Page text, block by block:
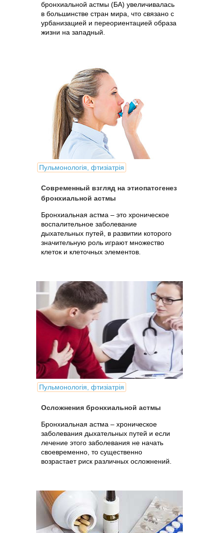
бронхиальной астмы (БА) увеличивалась
в большинстве стран мира, что связано с
урбанизацией и переориентацией образа
жизни на западный.
Пульмонологія, фтизіатрія
Современный взгляд на этиопатогенез
бронхиальной астмы
Бронхиальная астма – это хроническое
воспалительное заболевание
дыхательных путей, в развитии которого
значительную роль играют множество
клеток и клеточных элементов.
Пульмонологія, фтизіатрія
Осложнения бронхиальной астмы
Бронхиальная астма – хроническое
заболевания дыхательных путей и если
лечение этого заболевания не начать
своевременно, то существенно
возрастает риск различных осложнений.